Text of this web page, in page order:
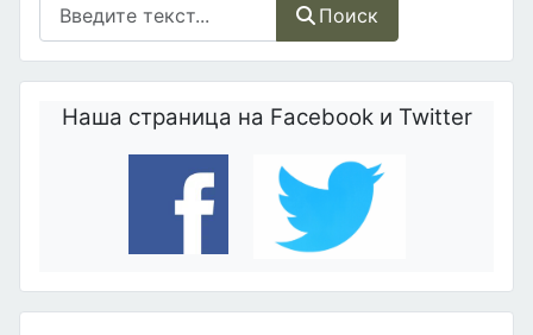
Поиск
Наша страница на Facebook и Twitter